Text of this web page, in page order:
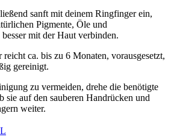
sanft mit deinem Ringfinger ein,
Pigmente, Öle und
besser mit der Haut verbinden.
reicht ca. bis zu 6 Monaten, vorausgesetzt,
gereinigt.
zu vermeiden, drehe die benötigte
sie auf den sauberen Handrücken und
weiter.